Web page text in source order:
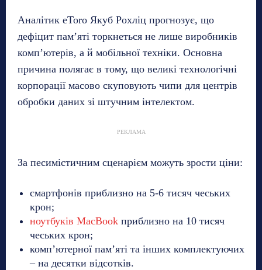
Аналітик eToro Якуб Рохліц прогнозує, що
дефіцит пам’яті торкнеться не лише виробників
комп’ютерів, а й мобільної техніки. Основна
причина полягає в тому, що великі технологічні
корпорації масово скуповують чипи для центрів
обробки даних зі штучним інтелектом.
РЕКЛАМА
За песимістичним сценарієм можуть зрости ціни:
смартфонів приблизно на 5-6 тисяч чеських
крон;
ноутбуків MacBook приблизно на 10 тисяч
чеських крон;
комп’ютерної пам’яті та інших комплектуючих
– на десятки відсотків.